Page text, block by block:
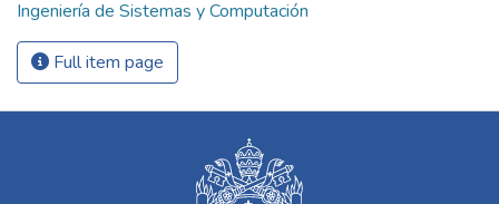
Ingeniería de Sistemas y Computación
Full item page